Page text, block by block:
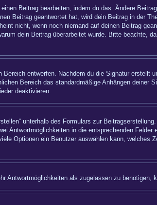
Beitrag bearbeiten, indem du das „Ändere
Beitrag geantwortet hat, wird dein Beitrag in der
nicht, wenn noch niemand auf deinen Beitrag
dein Beitrag überarbeitet wurde. Bitte beachte,
entwerfen. Nachdem du die Signatur erstellt
Bereich das standardmäßige Anhängen deiner
deaktivieren.
unterhalb des Formulars zur
Antwortmöglichkeiten in die entsprechenden Felder
Optionen ein Benutzer auswählen kann, welches
Antwortmöglichkeiten als zugelassen zu benötigen,